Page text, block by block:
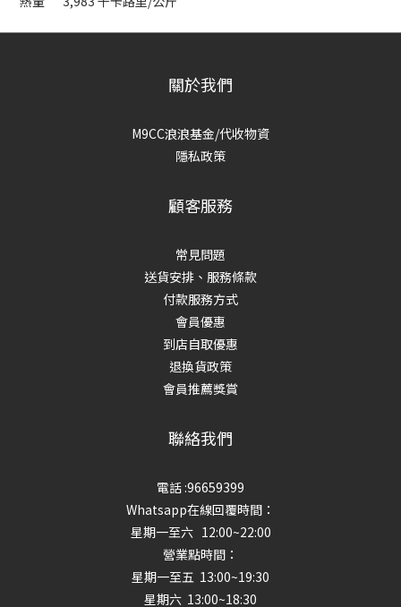
關於我們
M9CC浪浪基金/代收物資
隱私政策
顧客服務
常見問題
送貨安排、服務條款
付款服務方式
會員優惠
到店自取優惠
退換貨政策
會員推薦獎賞
聯絡我們
電話 :96659399
Whatsapp在線回覆時間：
星期一至六 12:00~22:00
營業點時間：
星期一至五 13:00~19:30
星期六 13:00~18:30